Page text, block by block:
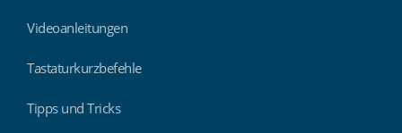
Videoanleitungen
Tastaturkurzbefehle
Tipps und Tricks